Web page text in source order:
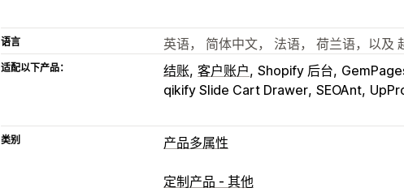
语言 英语， 简体中文， 法语， 荷兰语，以及
适配以下产品： 结账 客户账户 Shopify 后台
qikify Slide Cart Drawer SEOAnt
类别 产品多属性
自定义
定制产品 - 其他